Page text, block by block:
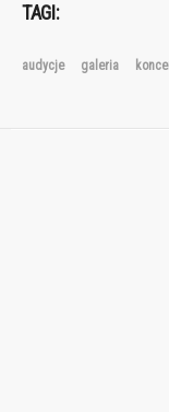
TAGI:
audycje galeria